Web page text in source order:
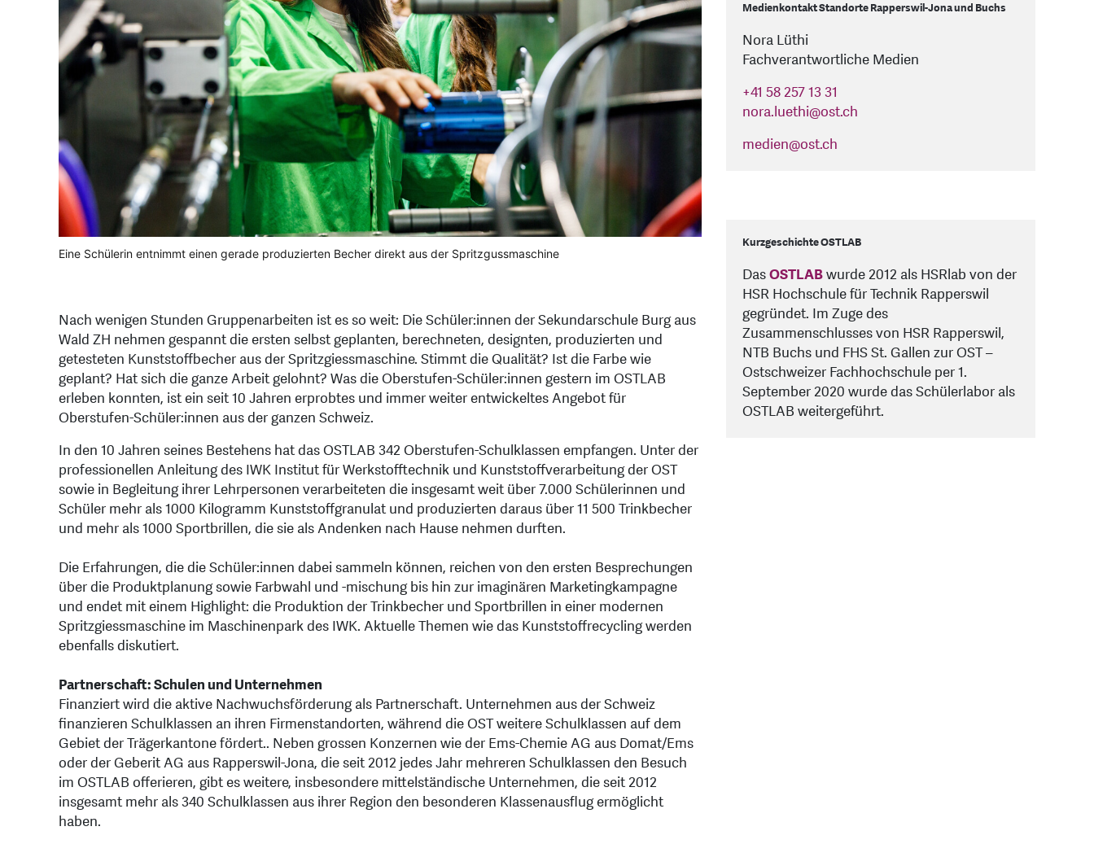
Eine Schülerin entnimmt einen gerade produzierten Becher direkt aus der Spritzgussmaschine
Nach wenigen Stunden Gruppenarbeiten ist es so weit: Die Schüler:innen der Sekundarschule Burg aus
Wald ZH nehmen gespannt die ersten selbst geplanten, berechneten, designten, produzierten und
getesteten Kunststoffbecher aus der Spritzgiessmaschine. Stimmt die Qualität? Ist die Farbe wie
geplant? Hat sich die ganze Arbeit gelohnt? Was die Oberstufen-Schüler:innen gestern im OSTLAB
erleben konnten, ist ein seit 10 Jahren erprobtes und immer weiter entwickeltes Angebot für
Oberstufen-Schüler:innen aus der ganzen Schweiz.
In den 10 Jahren seines Bestehens hat das OSTLAB 342 Oberstufen-Schulklassen empfangen. Unter der
professionellen Anleitung des IWK Institut für Werkstofftechnik und Kunststoffverarbeitung der OST
sowie in Begleitung ihrer Lehrpersonen verarbeiteten die insgesamt weit über 7.000 Schülerinnen und
Schüler mehr als 1000 Kilogramm Kunststoffgranulat und produzierten daraus über 11 500 Trinkbecher
und mehr als 1000 Sportbrillen, die sie als Andenken nach Hause nehmen durften.
Die Erfahrungen, die die Schüler:innen dabei sammeln können, reichen von den ersten Besprechungen
über die Produktplanung sowie Farbwahl und -mischung bis hin zur imaginären Marketingkampagne
und endet mit einem Highlight: die Produktion der Trinkbecher und Sportbrillen in einer modernen
Spritzgiessmaschine im Maschinenpark des IWK. Aktuelle Themen wie das Kunststoffrecycling werden
ebenfalls diskutiert.
Partnerschaft: Schulen und Unternehmen
Finanziert wird die aktive Nachwuchsförderung als Partnerschaft. Unternehmen aus der Schweiz
finanzieren Schulklassen an ihren Firmenstandorten, während die OST weitere Schulklassen auf dem
Gebiet der Trägerkantone fördert.. Neben grossen Konzernen wie der Ems-Chemie AG aus Domat/Ems
oder der Geberit AG aus Rapperswil-Jona, die seit 2012 jedes Jahr mehreren Schulklassen den Besuch
im OSTLAB offerieren, gibt es weitere, insbesondere mittelständische Unternehmen, die seit 2012
insgesamt mehr als 340 Schulklassen aus ihrer Region den besonderen Klassenausflug ermöglicht
haben.
Medienkontakt Standorte Rapperswil-Jona und Buchs
Nora Lüthi
Fachverantwortliche Medien
+41 58 257 13 31
nora.luethi@ost.ch
medien@ost.ch
Kurzgeschichte OSTLAB
DasOSTLABwurde 2012 als HSRlab von der
HSR Hochschule für Technik Rapperswil
gegründet. Im Zuge des
Zusammenschlusses von HSR Rapperswil,
NTB Buchs und FHS St. Gallen zur OST –
Ostschweizer Fachhochschule per 1.
September 2020 wurde das Schülerlabor als
OSTLAB weitergeführt.